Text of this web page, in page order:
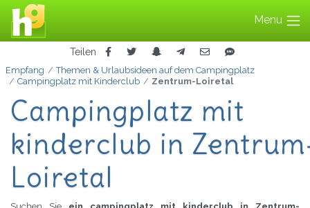
Menu
Teilen
Empfang
Themen & Urlaubsideen auf dem Campingplatz
Campingplatz mit Kinderclub
Zentrum-Loiretal
Campingplatz mit
kinderclub in
Loiretal